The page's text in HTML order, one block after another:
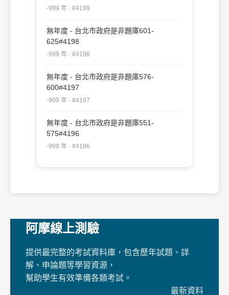
-999 年 · #4199
無年度 - 台北市政府是非題庫601-
625#4198
-999 年 · #4198
無年度 - 台北市政府是非題庫576-
600#4197
-999 年 · #4197
無年度 - 台北市政府是非題庫551-
575#4196
-999 年 · #4196
阿摩線上測驗
提供最完整的考試資料庫，包含歷年試題、詳
解、申論題等學習資源，
幫助學生有效準備各類考試。
最新資料